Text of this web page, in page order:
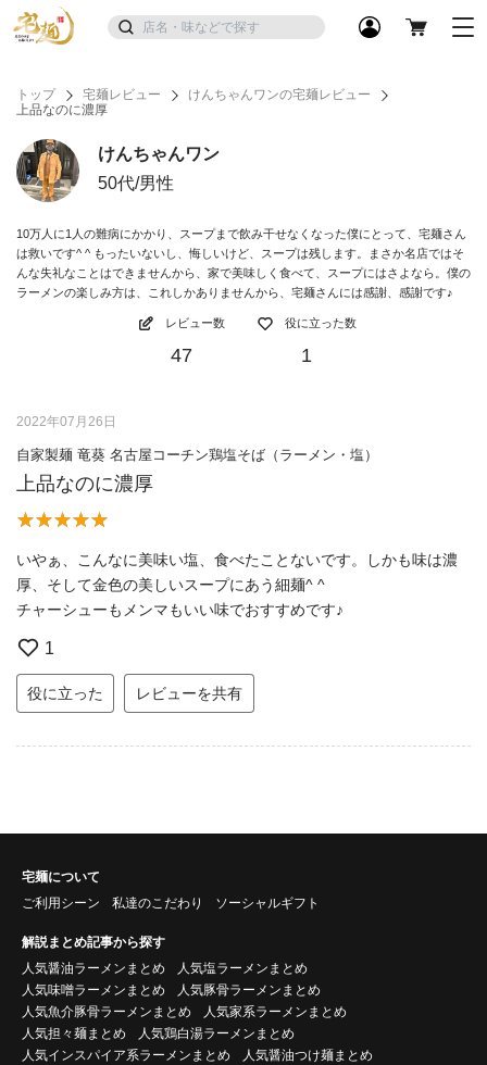
トップ 宅麺レビュー
けんちゃんワンの宅麺レビュー
上品なのに濃厚
けんちゃんワン
50代/男性
10万人に1人の難病にかかり、スープまで飲み干せなくなった僕にとって、宅麺さん
は救いです^ ^ もったいないし、悔しいけど、スープは残します。まさか名店ではそ
んな失礼なことはできませんから、家で美味しく食べて、スープにはさよなら。僕の
ラーメンの楽しみ方は、これしかありませんから、宅麺さんには感謝、感謝です♪
レビュー数
47
役に立った数
1
2022年07月26日
自家製麺 竜葵 名古屋コーチン鶏塩そば（ラーメン・塩）
上品なのに濃厚
いやぁ、こんなに美味い塩、食べたことないです。しかも味は濃
厚、そして金色の美しいスープにあう細麺^ ^
チャーシューもメンマもいい味でおすすめです♪
1
役に立った レビューを共有
宅麺について
ご利用シーン
私達のこだわり ソーシャルギフト
解説まとめ記事から探す
人気醤油ラーメンまとめ
人気塩ラーメンまとめ
人気味噌ラーメンまとめ
人気豚骨ラーメンまとめ
人気魚介豚骨ラーメンまとめ
人気家系ラーメンまとめ
人気担々麺まとめ
人気鶏白湯ラーメンまとめ
人気インスパイア系ラーメンまとめ
人気醤油つけ麺まとめ